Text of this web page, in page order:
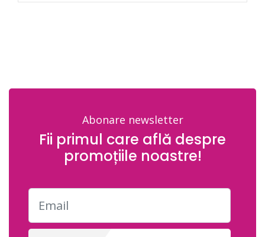
Abonare newsletter
Fii primul care află despre
promoțiile noastre!